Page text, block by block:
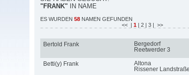
"FRANK" IN NAME
ES WURDEN 58 NAMEN GEFUNDEN
<< | 1 | 2 | 3 | >>
Bertold Frank
Bergedorf
Reetwerder 3
Betti(y) Frank
Altona
Rissener